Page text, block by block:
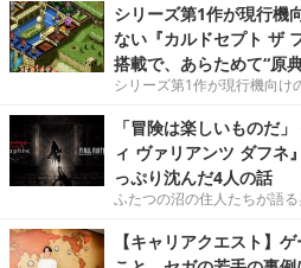
シリーズ第1作が現行機
ない『カルドセプト ザ
搭載で、あらためて“原
シリーズ第1作が現行機向け
「冒険は楽しいものだ
ィ ヴァリアンツ ダフネ
っぷり沈んだ4人の話
ふたつの沼の住人たちが語る
【キャリアクエスト】